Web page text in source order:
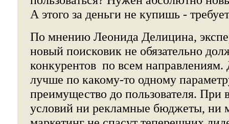
А этого за деньги не купишь -
По мнению Леонида Делицина,
новый поисковик не обязательно
конкурентов по всем направлениям.
лучше по какому-то одному
преимущество до пользователя. При
условий ни рекламные бюджеты, ни